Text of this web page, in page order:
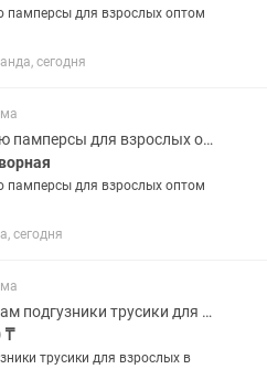
памперсы для взрослых оптом
сегодня
Куплю памперсы для взрослых оптом
памперсы для взрослых оптом
сегодня
Продам подгузники трусики для взрослых
₸
трусики для взрослых в